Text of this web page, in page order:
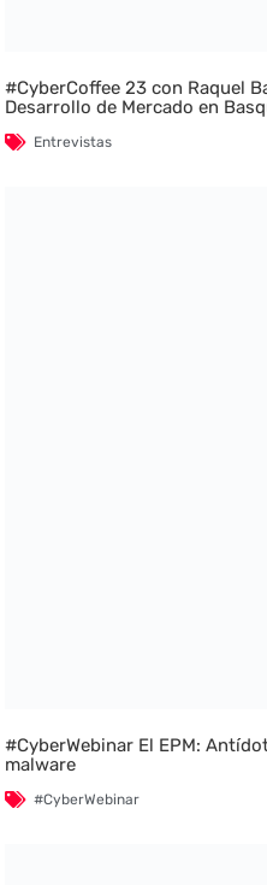
#CyberCoffee 23 con Raquel
Desarrollo de Mercado en
Entrevistas
#CyberWebinar El EPM:
malware
#CyberWebinar